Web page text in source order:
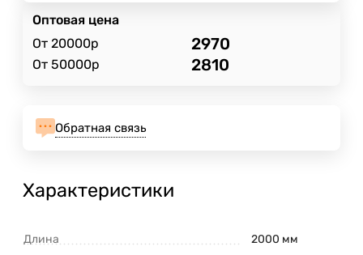
Оптовая цена
От 20000р
2970
От 50000р 2810
Обратная связь
Характеристики
Длина 2000 мм